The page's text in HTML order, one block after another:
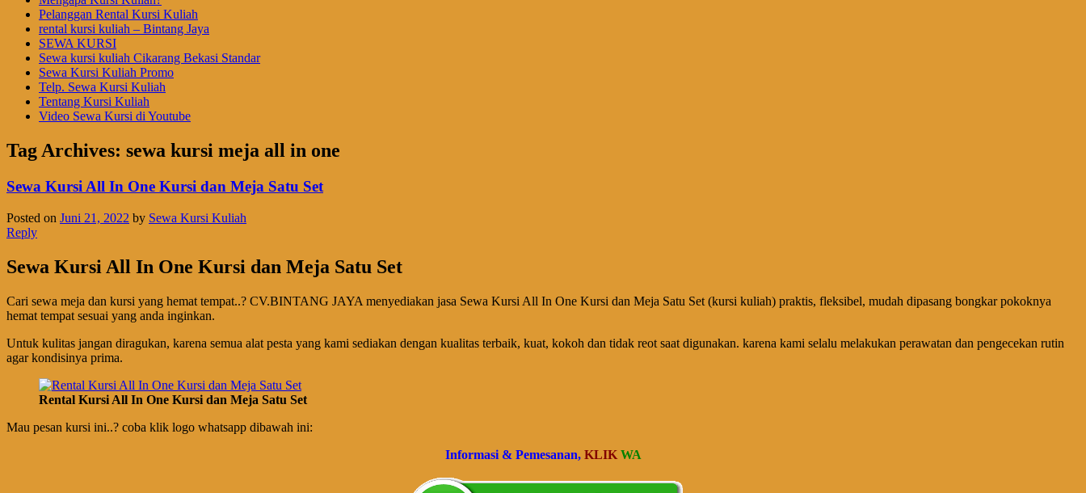
Pelanggan Rental Kursi Kuliah
rental kursi kuliah – Bintang Jaya
SEWA KURSI
Sewa kursi kuliah Cikarang Bekasi Standar
Sewa Kursi Kuliah Promo
Telp. Sewa Kursi Kuliah
Tentang Kursi Kuliah
Video Sewa Kursi di Youtube
Tag Archives: sewa kursi meja all in one
Sewa Kursi All In One Kursi dan Meja Satu Set
Posted on Juni 21, 2022 by Sewa Kursi Kuliah
Reply
Sewa Kursi All In One Kursi dan Meja Satu Set
Cari sewa meja dan kursi yang hemat tempat..? CV.BINTANG JAYA menyediakan jasa Sewa Kursi All In One Kursi dan Meja Satu Set (kursi kuliah) praktis, fleksibel, mudah dipasang bongkar pokoknya
hemat tempat sesuai yang anda inginkan.
Untuk kulitas jangan diragukan, karena semua alat pesta yang kami sediakan dengan kualitas terbaik, kuat, kokoh dan tidak reot saat digunakan. karena kami selalu melakukan perawatan dan pengecekan rutin
agar kondisinya prima.
Rental Kursi All In One Kursi dan Meja Satu Set
Mau pesan kursi ini..? coba klik logo whatsapp dibawah ini:
Informasi & Pemesanan, KLIK WA